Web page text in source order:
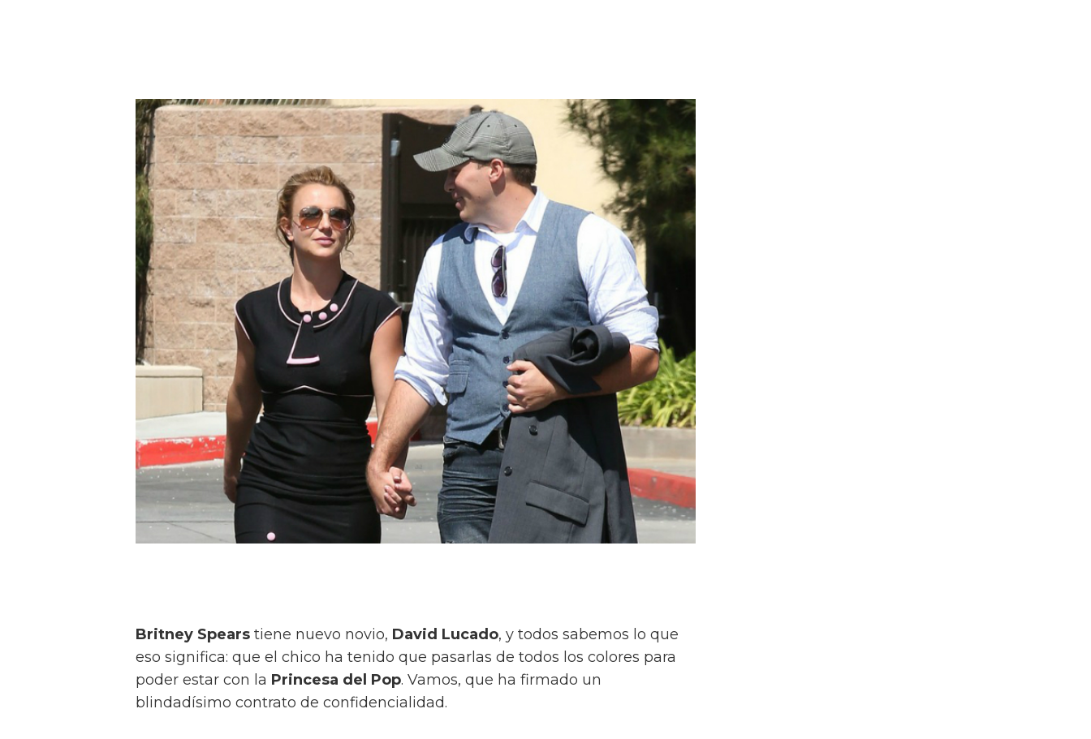
Britney Spears tiene nuevo novio, David Lucado, y todos sabemos lo que
eso significa: que el chico ha tenido que pasarlas de todos los colores para
poder estar con la Princesa del Pop. Vamos, que ha firmado un
blindadísimo contrato de confidencialidad.